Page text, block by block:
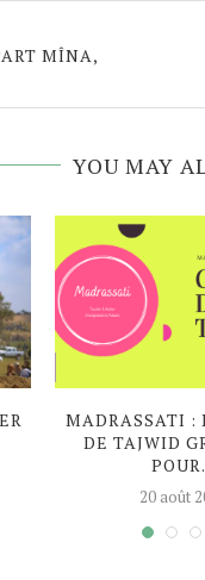
MÎNA,
YOU MAY
MADRASSATI :
DE TAJWID
20 août